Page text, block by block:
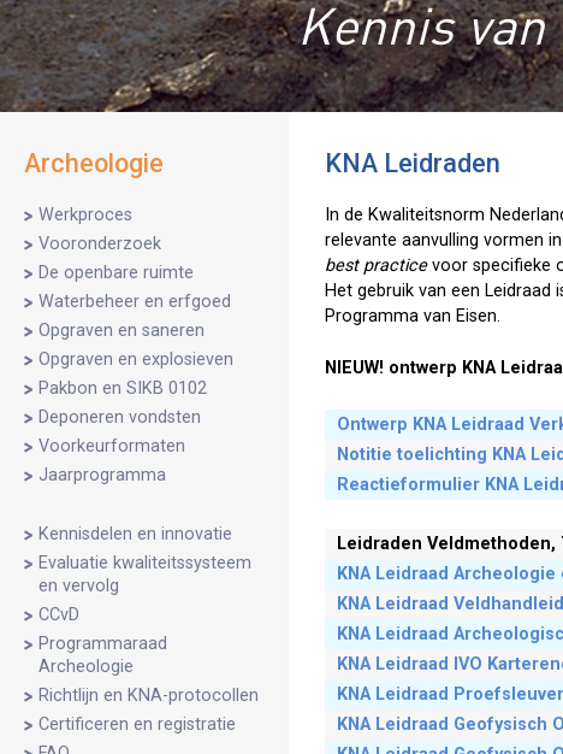
Kennis
Archeologie
Werkproces
Vooronderzoek
De openbare ruimte
Waterbeheer en erfgoed
Opgraven en saneren
Opgraven en explosieven
Pakbon en SIKB 0102
Deponeren vondsten
Voorkeurformaten
Jaarprogramma
Kennisdelen en innovatie
Evaluatie kwaliteitssysteem
en vervolg
CCvD
Programmaraad
Archeologie
Richtlijn en KNA-protocollen
Certificeren en registratie
KNA Leidraden
In de Kwaliteitsnorm
relevante aanvulling vormen
best practicevoor specifieke
Het gebruik van een
Programma van Eisen.
NIEUW! ontwerp KNA
Ontwerp KNA Leidraad
Notitie toelichting KNA
Reactieformulier KNA
Leidraden Veldmethoden,
KNA Leidraad
KNA Leidraad
KNA Leidraad
KNA Leidraad IVO
KNA Leidraad
KNA Leidraad Geofysisch